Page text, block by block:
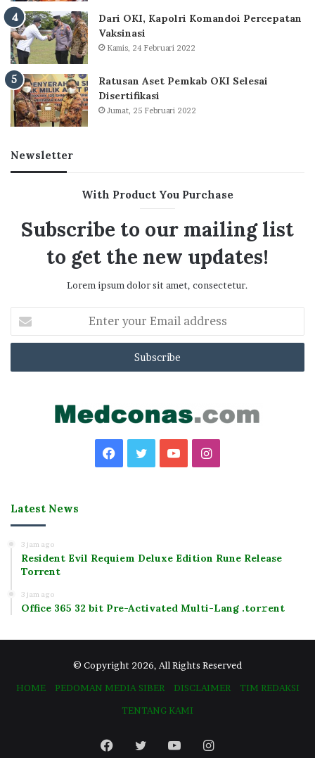
Dari OKI, Kapolri Komandoi Percepatan
Vaksinasi
Kamis, 24 Februari 2022
Ratusan Aset Pemkab OKI Selesai
Disertifikasi
Jumat, 25 Februari 2022
Newsletter
With Product You Purchase
Subscribe to our mailing list
to get the new updates!
Lorem ipsum dolor sit amet, consectetur.
your
Email
Facebook
TwitterYouTubeInstagram
Latest News
3 jam ago
Resident Evil Requiem Deluxe Edition Rune Release
Torrent
3 jam ago
Office 365 32 bit Pre-Activated Multi-Lang .tоr𝚛еnt
© Copyright 2026, All Rights Reserved
HOME
PEDOMAN MEDIA SIBER DISCLAIMER
TIM REDAKSI
TENTANG KAMI
Facebook
TwitterYouTubeInstagram